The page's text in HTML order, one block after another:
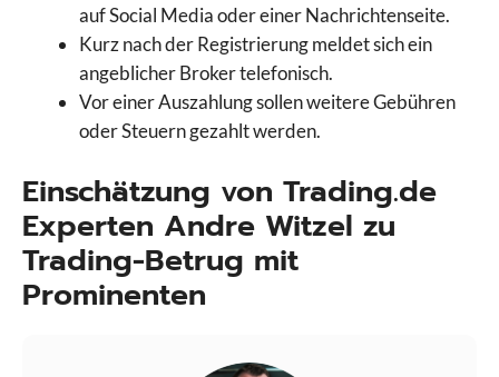
auf Social Media oder einer Nachrichtenseite.
Kurz nach der Registrierung meldet sich ein
angeblicher Broker telefonisch.
Vor einer Auszahlung sollen weitere Gebühren
oder Steuern gezahlt werden.
Einschätzung von Trading.de
Experten Andre Witzel zu
Trading-Betrug mit
Prominenten